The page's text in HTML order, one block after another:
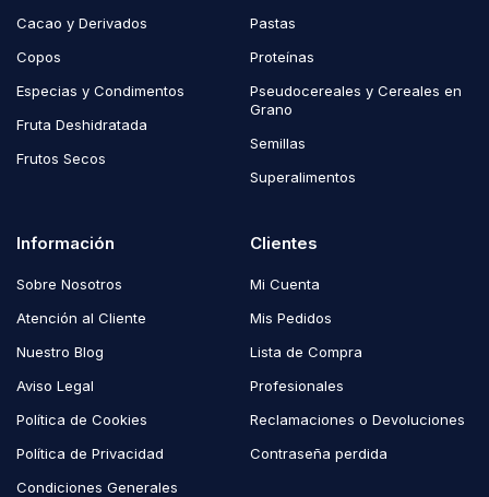
Cacao y Derivados
Copos
Especias y Condimentos
Fruta Deshidratada
Frutos Secos
Pastas
Proteínas
Pseudocereales y Cereales en
Grano
Semillas
Superalimentos
Información
Sobre Nosotros
Atención al Cliente
Nuestro Blog
Aviso Legal
Política de Cookies
Política de Privacidad
Condiciones Generales
Clientes
Mi Cuenta
Mis Pedidos
Lista de Compra
Profesionales
Reclamaciones o Devoluciones
Contraseña perdida